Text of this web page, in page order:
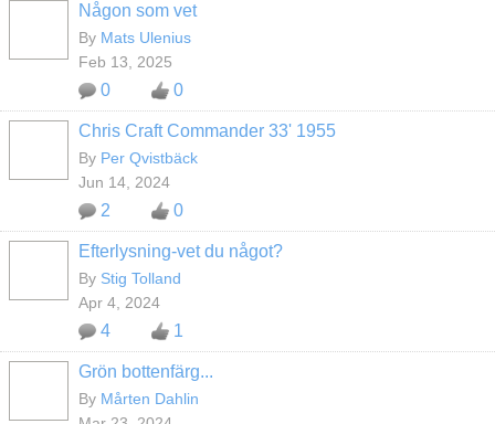
Någon som vet
By Mats Ulenius
Feb 13, 2025
0 0
Chris Craft Commander 33' 1955
By Per Qvistbäck
Jun 14, 2024
2 0
Efterlysning-vet du något?
By Stig Tolland
Apr 4, 2024
4 1
Grön bottenfärg...
By Mårten Dahlin